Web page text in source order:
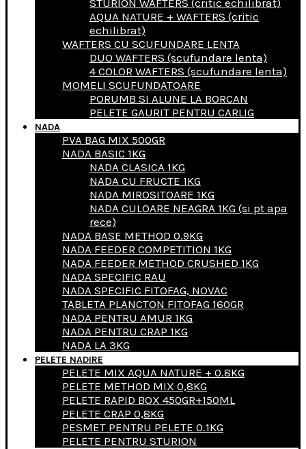
STURION WAFTERS (critic echilibrat)
AQUA NATURE + WAFTERS (critic
echilibrat)
WAFTERS CU SCUFUNDARE LENTA
DUO WAFTERS (scufundare lenta)
4 COLOR WAFTERS (scufundare lenta)
MOMELI SCUFUNDATOARE
PORUMB SI ALUNE LA BORCAN
PELETE GAURIT PENTRU CARLIG
NADA
PVA BAG MIX 500GR
NADA BASIC 1KG
NADA CLASICA 1KG
NADA CU FRUCTE 1KG
NADA MIROSITOARE 1KG
NADA CULOARE NEAGRA 1KG (si pt apa
rece)
NADA BASE METHOD 0.9KG
NADA FEEDER COMPETITION 1KG
NADA FEEDER METHOD CRUSHED 1KG
NADA SPECIFIC RAU
NADA SPECIFIC FITOFAG, NOVAC
TABLETA PLANCTON FITOFAG 160GR
NADA PENTRU AMUR 1KG
NADA PENTRU CRAP 1KG
NADA LA 3KG
PELETE NADIRE
PELETE MIX AQUA NATURE + 0.8KG
PELETE METHOD MIX 0,8KG
PELETE RAPID BOX 450GR+150ML
PELETE CRAP 0,8KG
PESMET PENTRU PELETE 0.1KG
PELETE PENTRU STURION